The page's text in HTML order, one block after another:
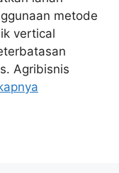
metode
vertical
Agribisnis